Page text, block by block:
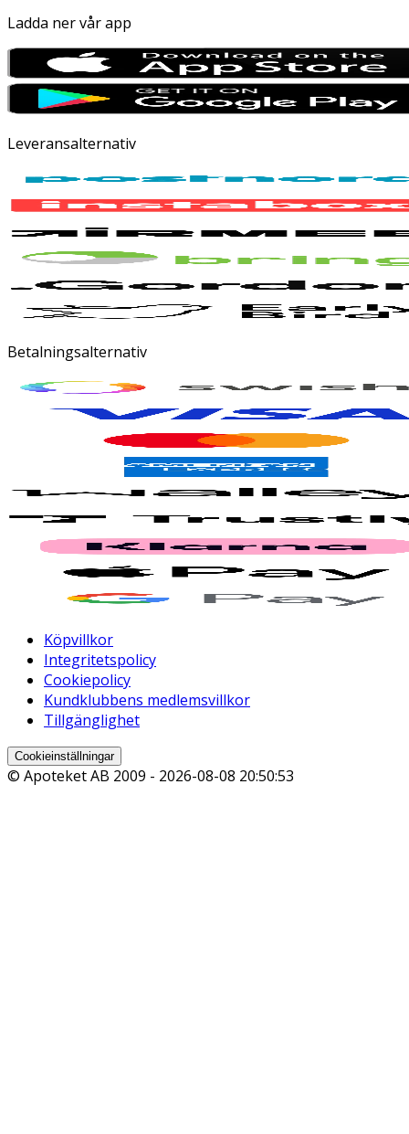
Ladda ner vår app
Leveransalternativ
Betalningsalternativ
Köpvillkor
Integritetspolicy
Cookiepolicy
Kundklubbens medlemsvillkor
Tillgänglighet
Cookieinställningar
© Apoteket AB 2009 - 2026-08-08 20:50:53